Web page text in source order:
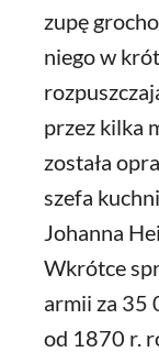
zupę
niego w
przez kilka
została
szefa
Johanna
Wkrótce
armii za 35
od 1870 r.